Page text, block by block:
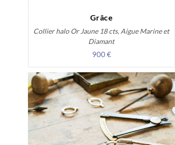
Grâce
Collier halo Or Jaune 18 cts, Aigue Marine et
Diamant
900 €